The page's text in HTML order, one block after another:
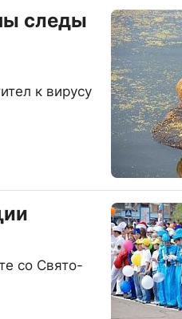
следы
к вирусу
со Свято-